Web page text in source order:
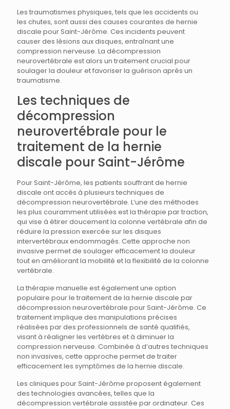
Les traumatismes physiques, tels que les accidents ou
les chutes, sont aussi des causes courantes de hernie
discale pour Saint-Jérôme. Ces incidents peuvent
causer des lésions aux disques, entraînant une
compression nerveuse. La décompression
neurovertébrale est alors un traitement crucial pour
soulager la douleur et favoriser la guérison après un
traumatisme.
Les techniques de
décompression
neurovertébrale pour le
traitement de la hernie
discale pour Saint-Jérôme
Pour Saint-Jérôme, les patients souffrant de hernie
discale ont accès à plusieurs techniques de
décompression neurovertébrale. L’une des méthodes
les plus couramment utilisées est la thérapie par traction,
qui vise à étirer doucement la colonne vertébrale afin de
réduire la pression exercée sur les disques
intervertébraux endommagés. Cette approche non
invasive permet de soulager efficacement la douleur
tout en améliorant la mobilité et la flexibilité de la colonne
vertébrale.
La thérapie manuelle est également une option
populaire pour le traitement de la hernie discale par
décompression neurovertébrale pour Saint-Jérôme. Ce
traitement implique des manipulations précises
réalisées par des professionnels de santé qualifiés,
visant à réaligner les vertèbres et à diminuer la
compression nerveuse. Combinée à d’autres techniques
non invasives, cette approche permet de traiter
efficacement les symptômes de la hernie discale.
Les cliniques pour Saint-Jérôme proposent également
des technologies avancées, telles que la
décompression vertébrale assistée par ordinateur. Ces